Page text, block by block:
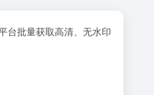
台批量获取高清、无水印